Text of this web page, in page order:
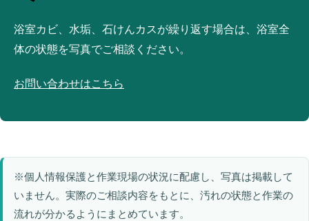
浴室カビ、水垢、石けんカスが繰り返す場合は、浴室全
体の状態を写真でご相談ください。
お問い合わせはこちら
※個人情報保護と作業現場の状況に配慮し、写真は掲載して
いません。実際のご相談内容をもとに、汚れの状態と作業の
流れが分かるようにまとめています。